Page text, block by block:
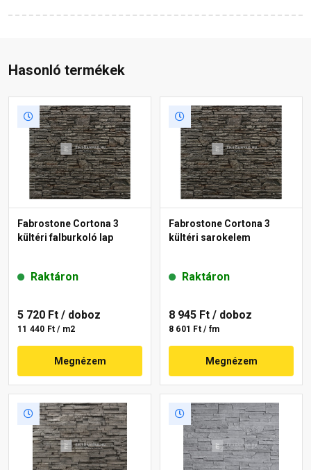
Hasonló termékek
Fabrostone Cortona 3
kültéri falburkoló lap
Raktáron
5 720 Ft / doboz
11 440 Ft / m2
Megnézem
Fabrostone Cortona 3
kültéri sarokelem
Raktáron
8 945 Ft / doboz
8 601 Ft / fm
Megnézem